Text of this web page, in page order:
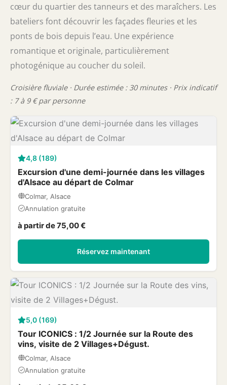
cœur du quartier des tanneurs et des maraîchers. Les
bateliers font découvrir les façades fleuries et les
ponts de bois depuis l’eau. Une expérience
romantique et originale, particulièrement
photogénique au coucher du soleil.
Croisière fluviale · Durée estimée : 30 minutes · Prix indicatif
: 7 à 9 € par personne
4,8 (189)
Excursion d'une demi-journée dans les villages
d'Alsace au départ de Colmar
Colmar, Alsace
Annulation gratuite
à partir de 75,00 €
Réservez maintenant
5,0 (169)
Tour ICONICS : 1/2 Journée sur la Route des
vins, visite de 2 Villages+Dégust.
Colmar, Alsace
Annulation gratuite